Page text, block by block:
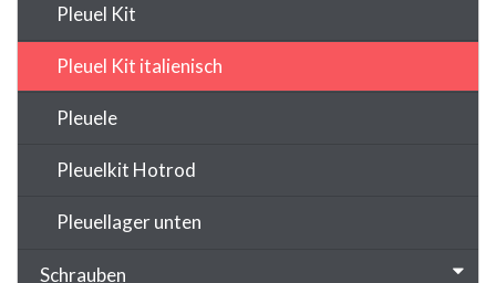
Pleuel Kit
Pleuel Kit italienisch
Pleuele
Pleuelkit Hotrod
Pleuellager unten
Schrauben